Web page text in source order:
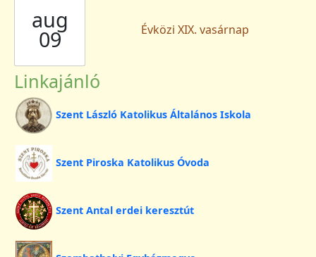
aug
09 Évközi XIX. vasárnap
Linkajánló
Szent László Katolikus Általános Iskola
Szent Piroska Katolikus Óvoda
Szent Antal erdei keresztút